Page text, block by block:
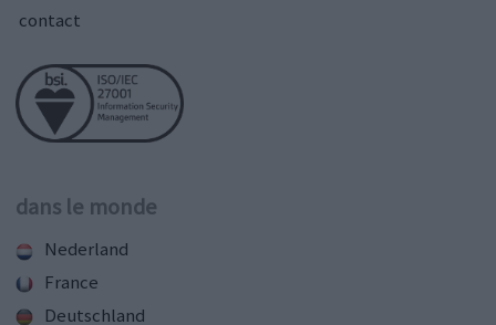
contact
dans le monde
Nederland
France
Deutschland